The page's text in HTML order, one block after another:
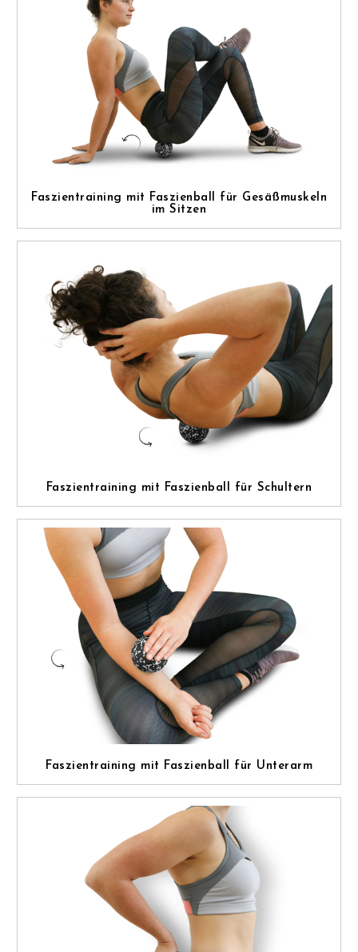
Faszientraining mit Faszienball für Gesäßmuskeln
im Sitzen
Faszientraining mit Faszienball für Schultern
Faszientraining mit Faszienball für Unterarm